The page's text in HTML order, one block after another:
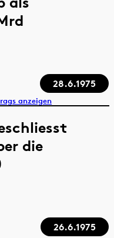
28.6.1975
anzeigen
die
26.6.1975